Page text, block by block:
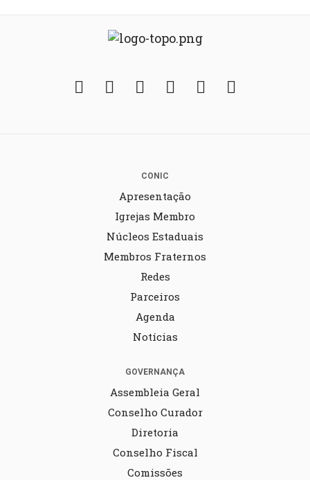
FacebookTwitter Instagram
YouTubeFickr
CONIC
Apresentação
Igrejas Membro
Núcleos Estaduais
Membros Fraternos
Redes
Parceiros
Agenda
Notícias
GOVERNANÇA
Assembleia Geral
Conselho Curador
Diretoria
Conselho Fiscal
Comissões